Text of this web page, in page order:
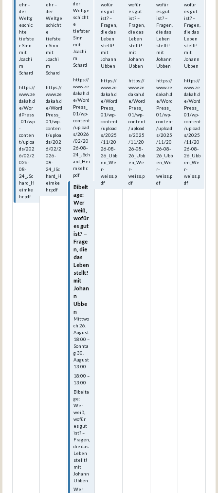
ehr –
der
Weltg
eschic
hte
tiefste
r Sinn
mit
Joachi
m
Schard
https://
www.ze
dakah.d
e/Wor
dPress
_01/wp
-
conten
t/uploa
ds/202
6/02/2
026-
08-
24_JSc
hard_H
eimke
hr.pdf
ehr –
der
Weltge
schicht
e
tiefste
r Sinn
mit
Joachi
m
Schard
https://
www.ze
dakah.d
e/Word
Press_
01/wp-
conten
t/uploa
ds/202
6/02/2
026-
08-
24_JSc
hard_H
eimke
hr.pdf
der
Weltge
schicht
e
tiefster
Sinn
mit
Joachi
m
Schard
https://
www.ze
dakah.d
e/Word
Press_
01/wp-
content
/upload
s/2026
/02/20
26-08-
24_JSch
ard_Hei
mkehr.
pdf
Bibelt
age:
Wer
weiß,
wofür
es gut
ist? –
Frage
n, die
das
Leben
stellt!
mit
Johan
n
Ubbe
n
Mittwo
ch 26.
August
18:00 –
Sonnta
g30.
August
13:00
18:00 –
13:00
Bibelta
ge:
Wer
weiß,
wofür
es gut
ist? –
Fragen,
die das
Leben
stellt!
mit
Johann
Ubben
Wer
wofür
es gut
ist? –
Fragen,
die das
Leben
stellt!
mit
Johann
Ubben
https://
www.ze
dakah.d
e/Word
Press_
01/wp-
content
/upload
s/2025
/11/20
26-08-
26_Ubb
en_We
r-
weiss.p
df
wofür
es gut
ist? –
Fragen,
die das
Leben
stellt!
mit
Johann
Ubben
https://
www.ze
dakah.d
e/Word
Press_
01/wp-
content
/upload
s/2025
/11/20
26-08-
26_Ubb
en_We
r-
weiss.p
df
wofür
es gut
ist? –
Fragen,
die das
Leben
stellt!
mit
Johann
Ubben
https://
www.ze
dakah.d
e/Word
Press_
01/wp-
content
/upload
s/2025
/11/20
26-08-
26_Ubb
en_We
r-
weiss.p
df
wofür
es gut
ist? –
Fragen,
die das
Leben
stellt!
mit
Johann
Ubben
https://
www.ze
dakah.d
e/Word
Press_
01/wp-
content
/upload
s/2025
/11/20
26-08-
26_Ubb
en_We
r-
weiss.p
df